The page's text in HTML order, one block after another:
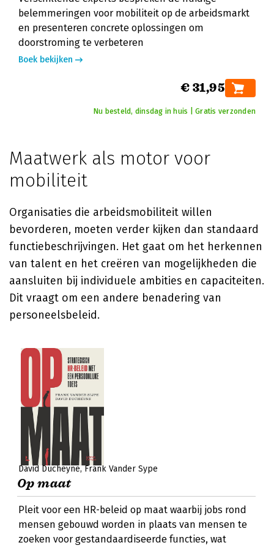
belemmeringen voor mobiliteit op de arbeidsmarkt
en presenteren concrete oplossingen om
doorstroming te verbeteren
Boek bekijken
€ 31,95
Nu besteld, dinsdag in huis | Gratis verzonden
Maatwerk als motor voor
mobiliteit
Organisaties die arbeidsmobiliteit willen
bevorderen, moeten verder kijken dan standaard
functiebeschrijvingen. Het gaat om het herkennen
van talent en het creëren van mogelijkheden die
aansluiten bij individuele ambities en capaciteiten.
Dit vraagt om een andere benadering van
personeelsbeleid.
David Ducheyne Frank Vander Sype
Op maat
Pleit voor een HR-beleid op maat waarbij jobs rond
mensen gebouwd worden in plaats van mensen te
zoeken voor gestandaardiseerde functies, wat